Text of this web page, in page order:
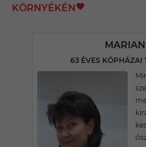
KÖRNYÉKÉN
63 ÉVES KÓPHÁZAI